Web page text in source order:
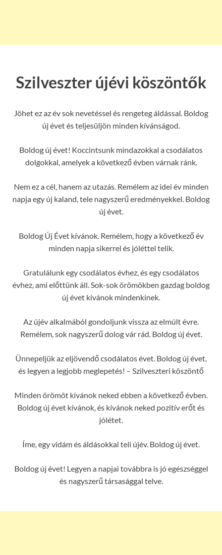
Szilveszter újévi köszöntők
Jöhet ez az év sok nevetéssel és rengeteg áldással. Boldog
új évet és teljesüljön minden kívánságod.
Boldog új évet! Koccintsunk mindazokkal a csodálatos
dolgokkal, amelyek a következő évben várnak ránk.
Nem ez a cél, hanem az utazás. Remélem az idei év minden
napja egy új kaland, tele nagyszerű eredményekkel. Boldog
új évet.
Boldog Új Évet kívánok. Remélem, hogy a következő év
minden napja sikerrel és jóléttel telik.
Gratulálunk egy csodálatos évhez, és egy csodálatos
évhez, ami előttünk áll. Sok-sok örömökben gazdag boldog
új évet kívánok mindenkinek.
Az újév alkalmából gondoljunk vissza az elmúlt évre.
Remélem, sok nagyszerű dolog vár rád. Boldog új évet.
Ünnepeljük az eljövendő csodálatos évet. Boldog új évet,
és legyen a legjobb meglepetés! – Szilveszteri köszöntő
Minden örömöt kívánok neked ebben a következő évben.
Boldog új évet kívánok, és kívánok neked pozitív erőt és
jólétet.
Íme, egy vidám és áldásokkal teli újév. Boldog új évet.
Boldog új évet! Legyen a napjai továbbra is jó egészséggel
és nagyszerű társasággal telve.